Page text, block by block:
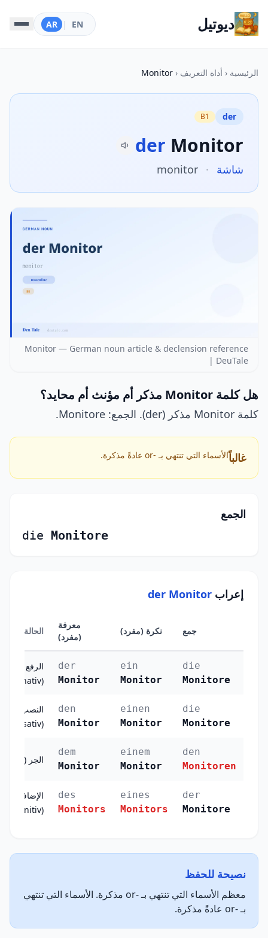
ديوتيل EN
|
AR
الرئيسية ‹ أداة التعريف ‹
Monitor
der
B1
der Monitor
شاشة ·
monitor
Monitor — German noun article & declension reference
| DeuTale
هل كلمة Monitor مذكر أم مؤنث أم محايد؟
كلمة Monitor مذكر (der). الجمع: Monitore.
غالباًالأسماء التي تنتهي بـ -or عادةً مذكرة.
الجمع
die Monitore
إعراب der Monitor
الحالة
معرفة
(مفرد)
نكرة (مفرد) جمع
الرفع
(Nominativ)
der
Monitor
ein
Monitor
die
Monitore
النصب
(Akkusativ)
den
Monitor
einen
Monitor
die
Monitore
الجر (Dativ)
dem
Monitor
einem
Monitor
den
Monitoren
الإضافة
(Genitiv)
des
Monitors
eines
Monitors
der
Monitore
نصيحة للحفظ
معظم الأسماء التي تنتهي بـ -or مذكرة. الأسماء التي تنتهي
بـ -or عادةً مذكرة.